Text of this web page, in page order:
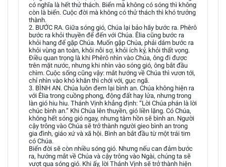
có nghĩa là hết thử thách. Biển mà không có sóng thì không
còn là biển. Cuộc đời mà không có thử thách thì khó trưởng
thành.
2. BƯỚC RA. Giữa sóng gió, Chúa lại bảo hãy bước ra. Phêrô
bước ra khỏi thuyền để đến với Chúa. Êlia cũng bước ra
khỏi hang để gặp Chúa. Muốn gặp Chúa, phải dám bước ra
khỏi vùng an toàn, khỏi nỗi sợ, khỏi ích kỷ, khỏi thất vọng.
Điều quan trọng là khi Phêrô nhìn vào Chúa, ông đi được
trên mặt nước, nhưng khi nhìn vào sóng gió, ông bắt đầu
chìm. Cuộc sống cũng vậy: mắt hướng về Chúa thì vươn tới,
chỉ nhìn vào khó khăn thì chới với, gục ngã.
3. BÌNH AN. Chúa luôn đem lại bình an. Chúa không hiện ra
với Êlia trong cuồng phong, động đất hay lửa, nhưng trong
làn gió hiu hiu. Thánh Vịnh khẳng định: “Lời Chúa phán là lời
chúc bình an.” Khi Chúa lên thuyền, gió liền lặng. Có Chúa,
không hết sóng gió ngay, nhưng tâm hồn sẽ bình an. Người
cậy trông vào Chúa sẽ trở thành người gieo bình an trong
gia đình, giáo xứ và xã hội. Bình an bắt đầu từ một trái tim
có Chúa.
Biển đời sẽ còn nhiều sóng gió. Nhưng nếu can đảm bước
ra, hướng mắt về Chúa và cậy trông vào Ngài, chúng ta sẽ
vượt qua sóng gió. Khi ấy, lời Thánh Vịnh sẽ trở thành hiện